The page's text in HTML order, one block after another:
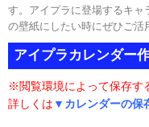
す。アイプラに登場するキャ
の壁紙にしたい時にぜひご活
アイプラカレンダー
※閲覧環境によって保存す
詳しくは ▼カレンダーの保